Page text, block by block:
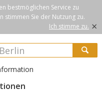
bestmöglichen Service zu
stimmen Sie der Nutzung zu.
Ich stimme zu. ×